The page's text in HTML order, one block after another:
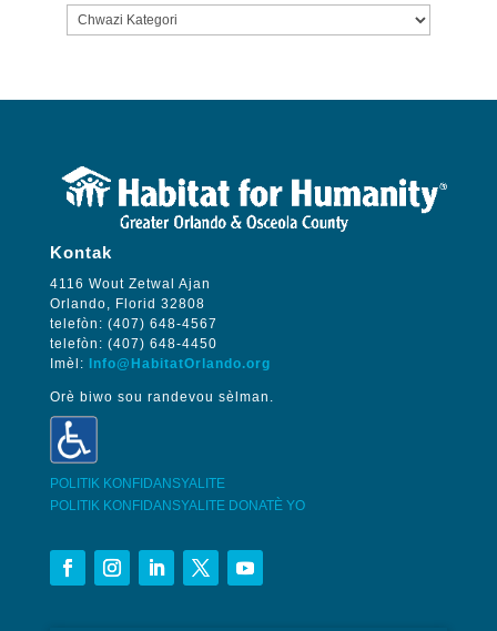
kategori
Kontak
4116 Wout Zetwal Ajan
Orlando, Florid 32808
telefòn: (407) 648-4567
telefòn: (407) 648-4450
Imèl: Info@HabitatOrlando.org
Orè biwo sou randevou sèlman.
POLITIK KONFIDANSYALITE
POLITIK KONFIDANSYALITE DONATÈ YO